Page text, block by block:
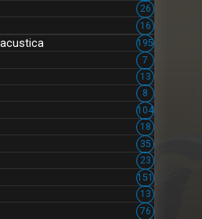
26
16
195
7
13
8
104
18
35
23
151
13
76